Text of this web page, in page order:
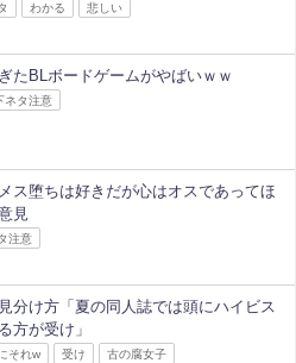
わかる 悲しい
たBLボードゲームがやばいｗｗ
ネタ注意
ス堕ちは好きだが心はオスであってほ
見
注意
分け方「夏の同人誌では頭にハイビス
方が受け」
それw 受け 古の腐女子